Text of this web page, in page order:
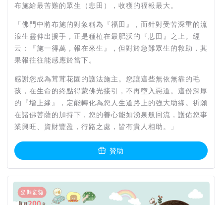
// 從接體到火化，為浪浪祈福 //
// 所有流程都由同一團隊完成 //
毛孩樂土計畫希望，這些浪浪雖然無法像有著主人呵護的毛小孩
一樣，但是至少在生命的最後能夠有尊嚴、被祝福的走完，進而
進入下一個生命旅程。因此我們在每個送行環節，都經過細緻的
規劃與多方考量。
【通報與接體】
當你在目前的服務區域（北北基桃竹）發現離世的浪浪，可以依
照以下流程進行通報，我們會在最慢6小時內派專人到現場接
體。
布施給最苦難的眾生（悲田），收穫的福報最大。
「佛門中將布施的對象稱為『福田』，而針對受苦深重的流
浪生靈伸出援手，正是種植在最肥沃的『悲田』之上。經
云：『施一得萬，報在來生』，但對於急難眾生的救助，其
果報往往能感應於當下。
感謝您成為茸茸花園的護法施主。您讓這些無依無靠的毛
孩，在生命的終點得蒙佛光接引，不再墮入惡道。這份深厚
的『增上緣』，定能轉化為您人生道路上的強大助緣。祈願
在諸佛菩薩的加持下，您的善心能如湧泉般回流，護佑您事
業興旺、資財豐盈，行路之處，皆有貴人相助。」
贊助